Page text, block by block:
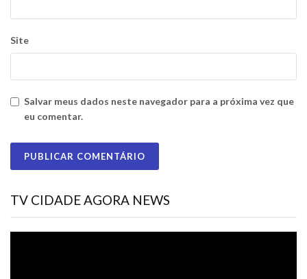
Site
Salvar meus dados neste navegador para a próxima vez que
eu comentar.
TV CIDADE AGORA NEWS